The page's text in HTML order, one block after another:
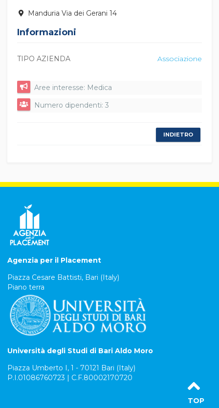
Manduria Via dei Gerani 14
Informazioni
TIPO AZIENDA Associazione
Aree interesse: Medica
Numero dipendenti: 3
INDIETRO
Agenzia per il Placement
Piazza Cesare Battisti, Bari (Italy)
Piano terra
Università degli Studi di Bari Aldo Moro
Piazza Umberto I, 1 - 70121 Bari (Italy)
P.I.01086760723 | C.F.80002170720
TOP